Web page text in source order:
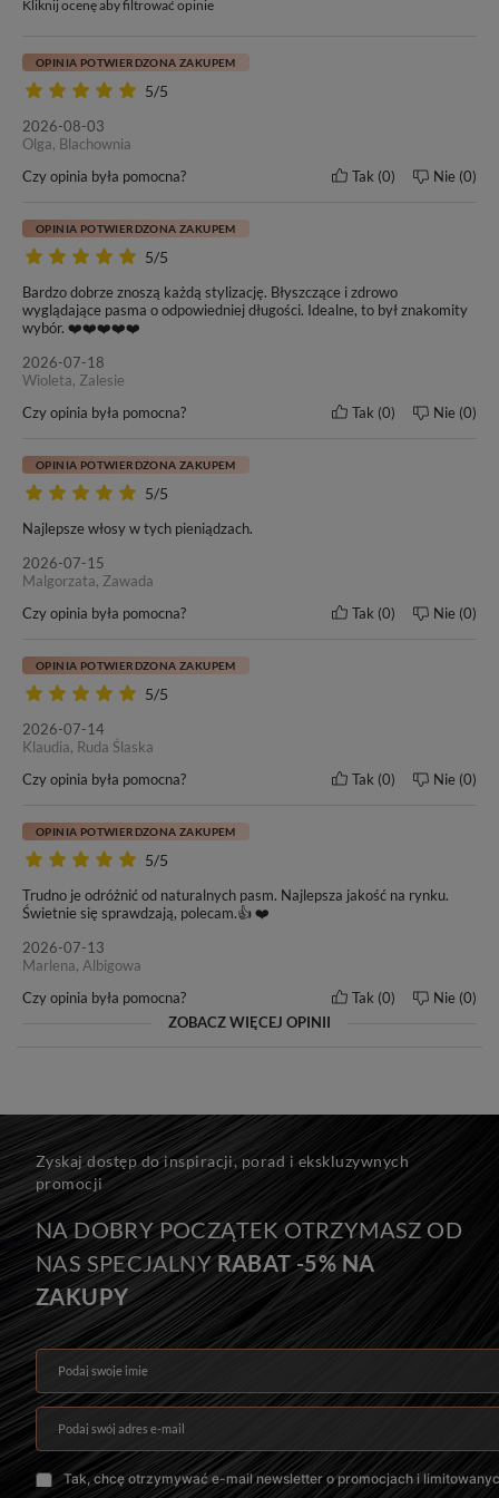
cienkich, delikatnych i łamliwych pasm.
Długość włosów
60 cm
7g (+/- 3%)
Metoda zakładania
Tape On
Kolor włosów
Klasa jakości
Żywotność włosów
Do efektu przedłużenia zalecamy: 14-20 kanapek.
Do efektu zagęszczenia zalecamy: 6-14 kanapek.
Na zdjęciu znajduje się 10 kanapek, czyli 70 g włosów.
Kliknij ocenę aby filtrować opinie
5/5
OPINIA POTWIERDZONA ZAKUPEM
2026-08-03
Olga, Blachownia
Czy opinia była pomocna?
Tak 0 Nie 0
5/5
OPINIA POTWIERDZONA ZAKUPEM
Bardzo dobrze znoszą każdą stylizację. Błyszczące i zdrowo
wyglądające pasma o odpowiedniej długości. Idealne, to był znakomity
wybór. ❤️❤️❤️❤️❤️
2026-07-18
Wioleta, Zalesie
Czy opinia była pomocna?
Tak 0 Nie 0
5/5
OPINIA POTWIERDZONA ZAKUPEM
Najlepsze włosy w tych pieniądzach.
2026-07-15
Malgorzata, Zawada
Czy opinia była pomocna?
Tak 0 Nie 0
5/5
OPINIA POTWIERDZONA ZAKUPEM
2026-07-14
Klaudia, Ruda Ślaska
Czy opinia była pomocna?
Tak 0 Nie 0
5/5
OPINIA POTWIERDZONA ZAKUPEM
Trudno je odróżnić od naturalnych pasm. Najlepsza jakość na rynku.
Świetnie się sprawdzają, polecam.👍 ❤️
2026-07-13
Marlena, Albigowa
Czy opinia była pomocna?
Tak 0 Nie 0
ZOBACZ WIĘCEJ OPINII
Zyskaj dostęp do inspiracji, porad i ekskluzywnych
promocji
NA DOBRY POCZĄTEK OTRZYMASZ OD
NAS SPECJALNYRABAT -5% NA
ZAKUPY
Podaj swoje imię
Podaj swój adres e-mail
Tak, chcę otrzymywać e-mail newsletter o promocjach i